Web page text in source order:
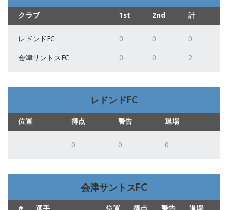
クラブ 1st 2nd 計
レドンドFC 0 0 0
会津サントスFC 0 0 2
レドンドFC
位置 得点 警告 退場
0 0 0
会津サントスFC